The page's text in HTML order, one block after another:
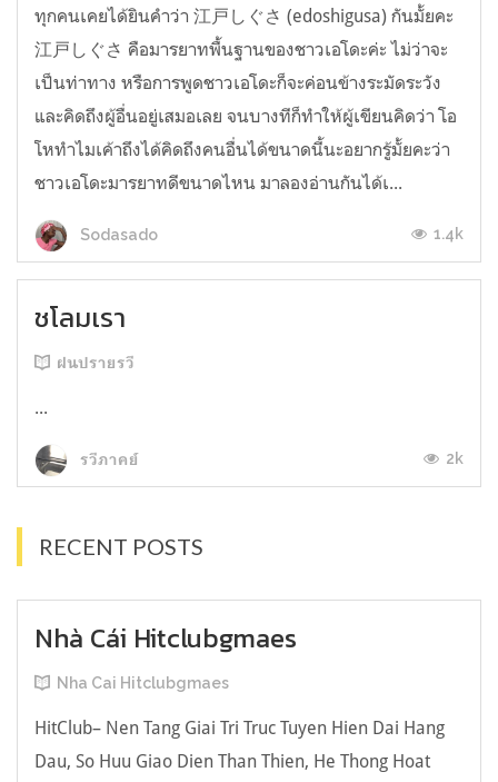
ทุกคนเคยได้ยินคำว่า 江戸しぐさ (edoshigusa) กันมั้ยคะ
江戸しぐさ คือมารยาทพื้นฐานของชาวเอโดะค่ะ ไม่ว่าจะ
เป็นท่าทาง หรือการพูดชาวเอโดะก็จะค่อนข้างระมัดระวัง
และคิดถึงผู้อื่นอยู่เสมอเลย จนบางทีก็ทำให้ผู้เขียนคิดว่า โอ
โหทำไมเค้าถึงได้คิดถึงคนอื่นได้ขนาดนี้นะอยากรู้มั้ยคะว่า
ชาวเอโดะมารยาทดีขนาดไหน มาลองอ่านกันได้เ...
Sodasado 1.4k
ชโลมเรา
ฝนปรายรวี
...
รวีภาคย์ 2k
RECENT POSTS
Nhà Cái Hitclubgmaes
Nha Cai Hitclubgmaes
HitClub– Nen Tang Giai Tri Truc Tuyen Hien Dai Hang
Dau, So Huu Giao Dien Than Thien, He Thong Hoat